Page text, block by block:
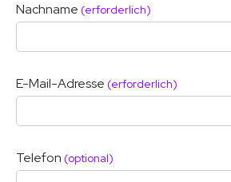
Nachname (erforderlich)
E-Mail-Adresse (erforderlich)
Telefon (optional)